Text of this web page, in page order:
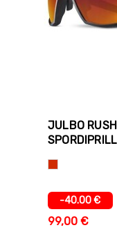
JULBO
-40.00 €
99,00 €